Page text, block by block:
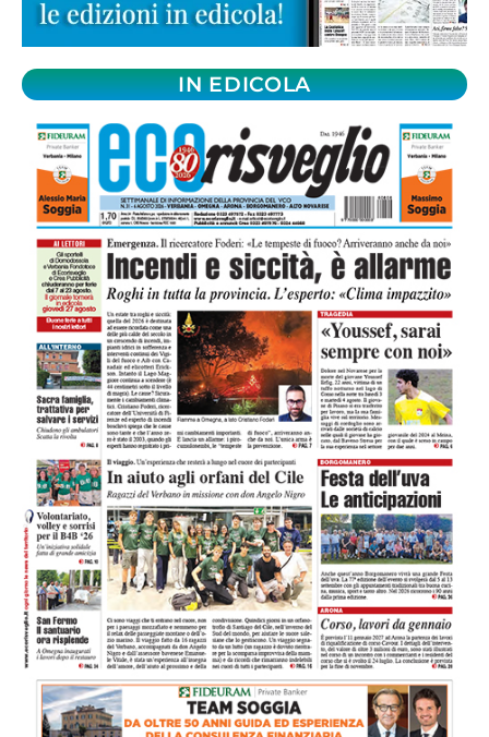
IN EDICOLA